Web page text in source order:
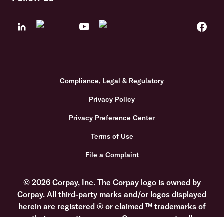
Compliance, Legal & Regulatory
Privacy Policy
Privacy Preference Center
Terms of Use
File a Complaint
© 2026 Corpay, Inc. The Corpay logo is owned by
Corpay. All third-party marks and/or logos displayed
herein are registered ® or claimed ™ trademarks of